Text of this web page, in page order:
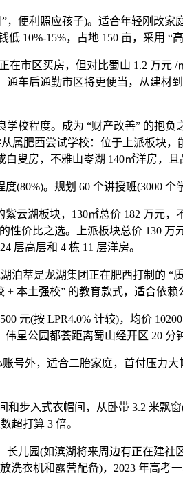
利照应孩子)。适合年轻刚改家
10%-15%，占地 150 亩，采用 “
区买房，但对比蜀山 1.2 万元 /
通车后通勤市区将更便当，从建
程度。成为 “财产改善” 的抱负
属肥西尝试学校：位于上派板块
叟房，不雅山岺湖 140㎡洋房，
。规划 60 个讲授班(3000 个
湖板块，130㎡总价 182 万元，
性价比之选。上派板块总价 130
层高层和 4 栋 11 层洋房。
萃是龙湖集团正在肥西打制的 “
本土强校” 的教育款式，适合依赖
(按 LPR4.0% 计较)，均价
星公园都荟距离蜀山经开区 20
外，适合二胎家庭，首付压力大
入式衣帽间，从卧带 3.2 米飘
超打算 3 倍。
园(如滨湖将来周边有正在建社
洗衣机和露营配备)，2023 年高考一